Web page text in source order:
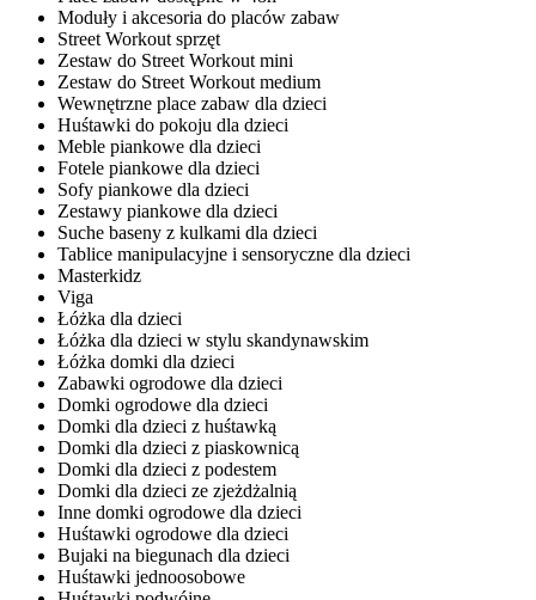
Moduły i akcesoria do placów zabaw
Street Workout sprzęt
Zestaw do Street Workout mini
Zestaw do Street Workout medium
Wewnętrzne place zabaw dla dzieci
Huśtawki do pokoju dla dzieci
Meble piankowe dla dzieci
Fotele piankowe dla dzieci
Sofy piankowe dla dzieci
Zestawy piankowe dla dzieci
Suche baseny z kulkami dla dzieci
Tablice manipulacyjne i sensoryczne dla dzieci
Masterkidz
Viga
Łóżka dla dzieci
Łóżka dla dzieci w stylu skandynawskim
Łóżka domki dla dzieci
Zabawki ogrodowe dla dzieci
Domki ogrodowe dla dzieci
Domki dla dzieci z huśtawką
Domki dla dzieci z piaskownicą
Domki dla dzieci z podestem
Domki dla dzieci ze zjeżdżalnią
Inne domki ogrodowe dla dzieci
Huśtawki ogrodowe dla dzieci
Bujaki na biegunach dla dzieci
Huśtawki jednoosobowe